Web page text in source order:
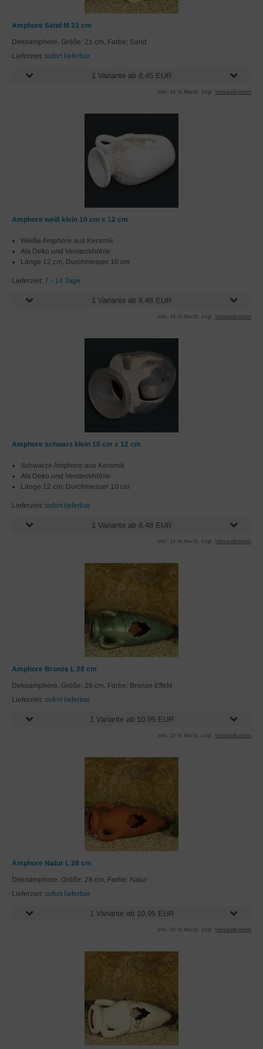
Amphore Sand M 21 cm
Dekoamphore. Größe: 21 cm, Farbe: Sand
Lieferzeit: sofort lieferbar
1 Variante ab 8,45 EUR
inkl. 19 % MwSt. zzgl. Versandkosten
Amphore weiß klein 10 cm x 12 cm
Weiße Amphore aus Keramik
Als Deko und Versteckhöhle
Länge 12 cm, Durchmesser 10 cm
Lieferzeit: 7 - 14 Tage
1 Variante ab 8,48 EUR
inkl. 19 % MwSt. zzgl. Versandkosten
Amphore schwarz klein 10 cm x 12 cm
Schwarze Amphore aus Keramik
Als Deko und Versteckhöhle
Länge 12 cm, Durchmesser 10 cm
Lieferzeit: sofort lieferbar
1 Variante ab 8,48 EUR
inkl. 19 % MwSt. zzgl. Versandkosten
Amphore Bronze L 28 cm
Dekoamphore. Größe: 28 cm, Farbe: Bronze Effekt
Lieferzeit: sofort lieferbar
1 Variante ab 10,95 EUR
inkl. 19 % MwSt. zzgl. Versandkosten
Amphore Natur L 28 cm
Dekoamphore. Größe: 28 cm, Farbe: Natur
Lieferzeit: sofort lieferbar
1 Variante ab 10,95 EUR
inkl. 19 % MwSt. zzgl. Versandkosten